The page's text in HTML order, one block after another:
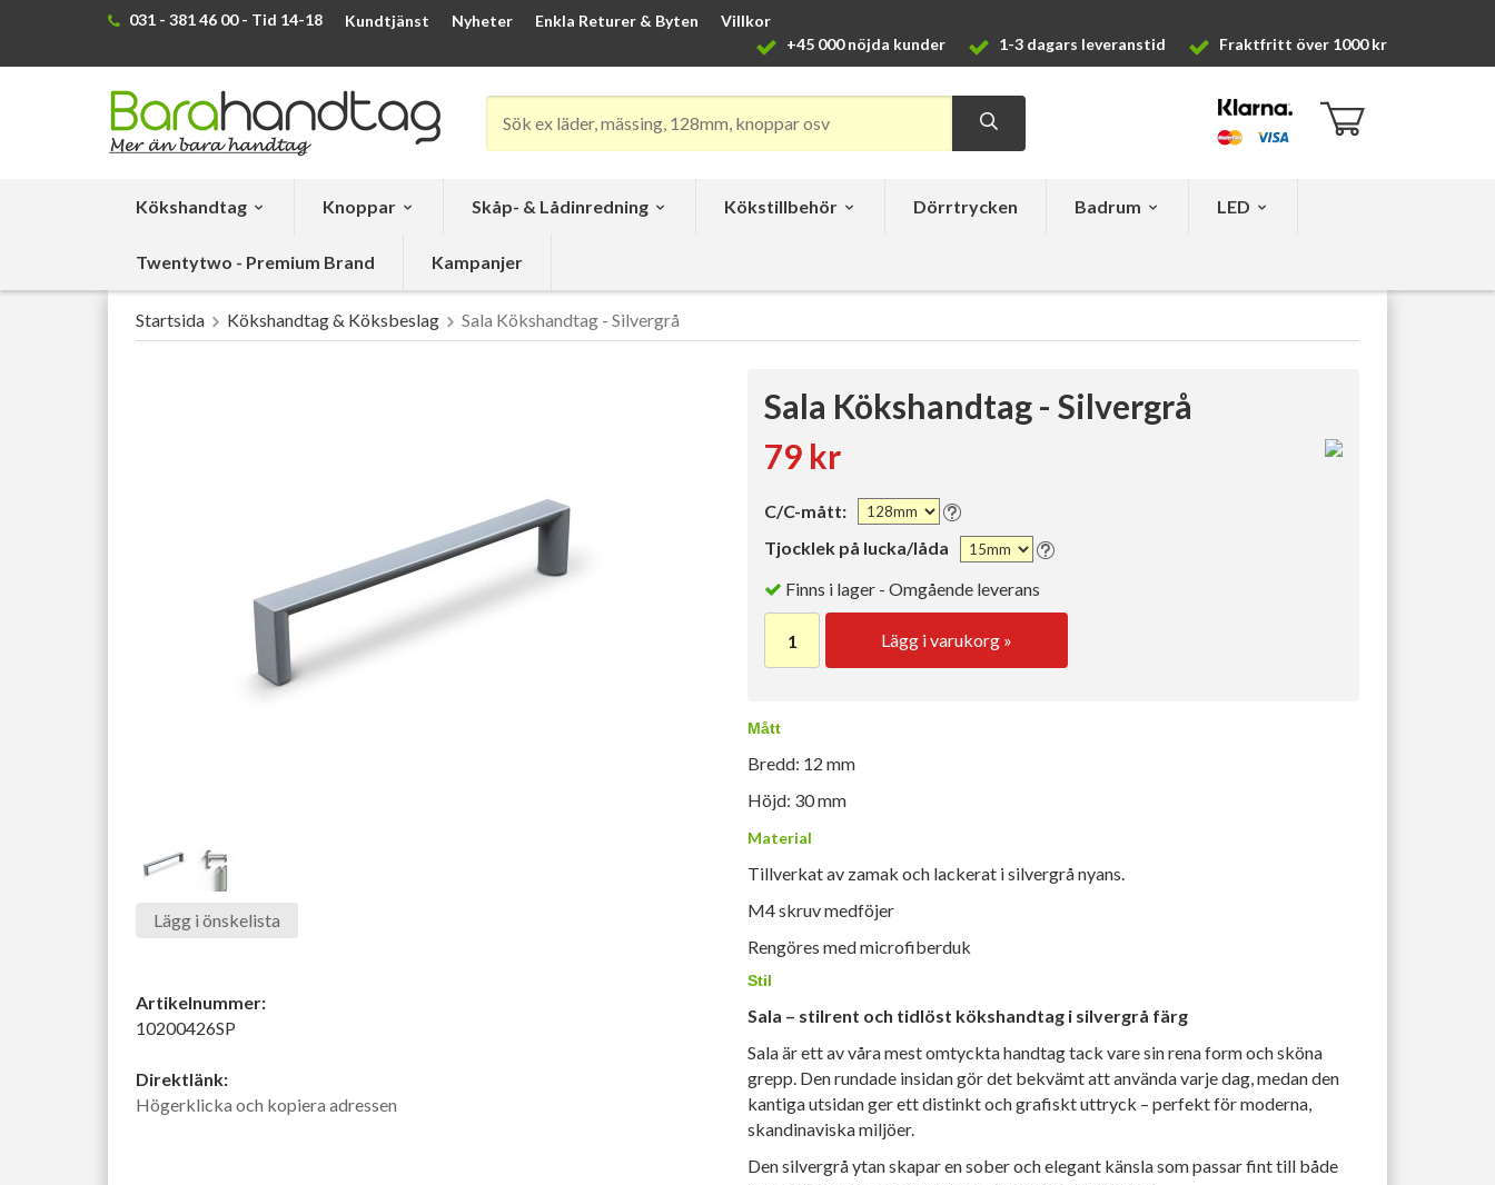
031 - 381 46 00 - Tid 14-18 Kundtjänst Nyheter Enkla Returer & Byten
Villkor
+45 000 nöjda kunder
1-3 dagars leveranstid Fraktfritt över 1000 kr
Kökshandtag Knoppar Skåp- & Lådinredning Kökstillbehör Dörrtrycken Badrum LED
Twentytwo - Premium Brand Kampanjer
Startsida Kökshandtag & Köksbeslag Sala Kökshandtag - Silvergrå
Sala Kökshandtag - Silvergrå
79 kr
C/C-mått:
Tjocklek på lucka/låda
Finns i lager - Omgående leverans
Lägg i varukorg »
Mått
Bredd: 12 mm
Höjd: 30 mm
Material
Tillverkat av zamak och lackerat i silvergrå nyans.
M4 skruv medföjer
Rengöres med microfiberduk
Stil
Sala – stilrent och tidlöst kökshandtag i silvergrå färg
Sala är ett av våra mest omtyckta handtag tack vare sin rena form och sköna
grepp. Den rundade insidan gör det bekvämt att använda varje dag, medan den
kantiga utsidan ger ett distinkt och grafiskt uttryck – perfekt för moderna,
skandinaviska miljöer.
Den silvergrå ytan skapar en sober och elegant känsla som passar fint till både
Lägg i önskelista
Artikelnummer:
10200426SP
Direktlänk:
Högerklicka och kopiera adressen